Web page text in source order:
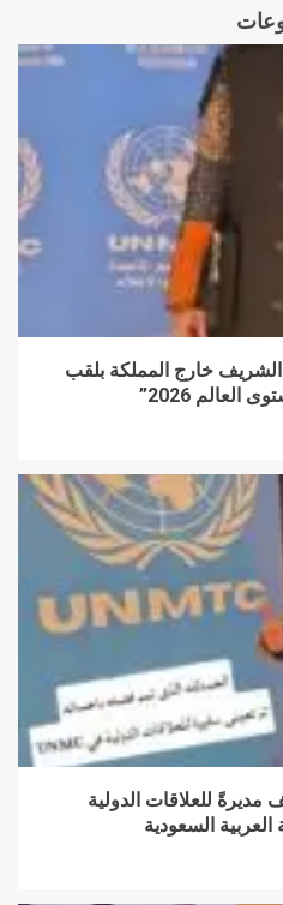
الشريف خارج المملكة بلقب
2026”
مديرةً للعلاقات الدولية